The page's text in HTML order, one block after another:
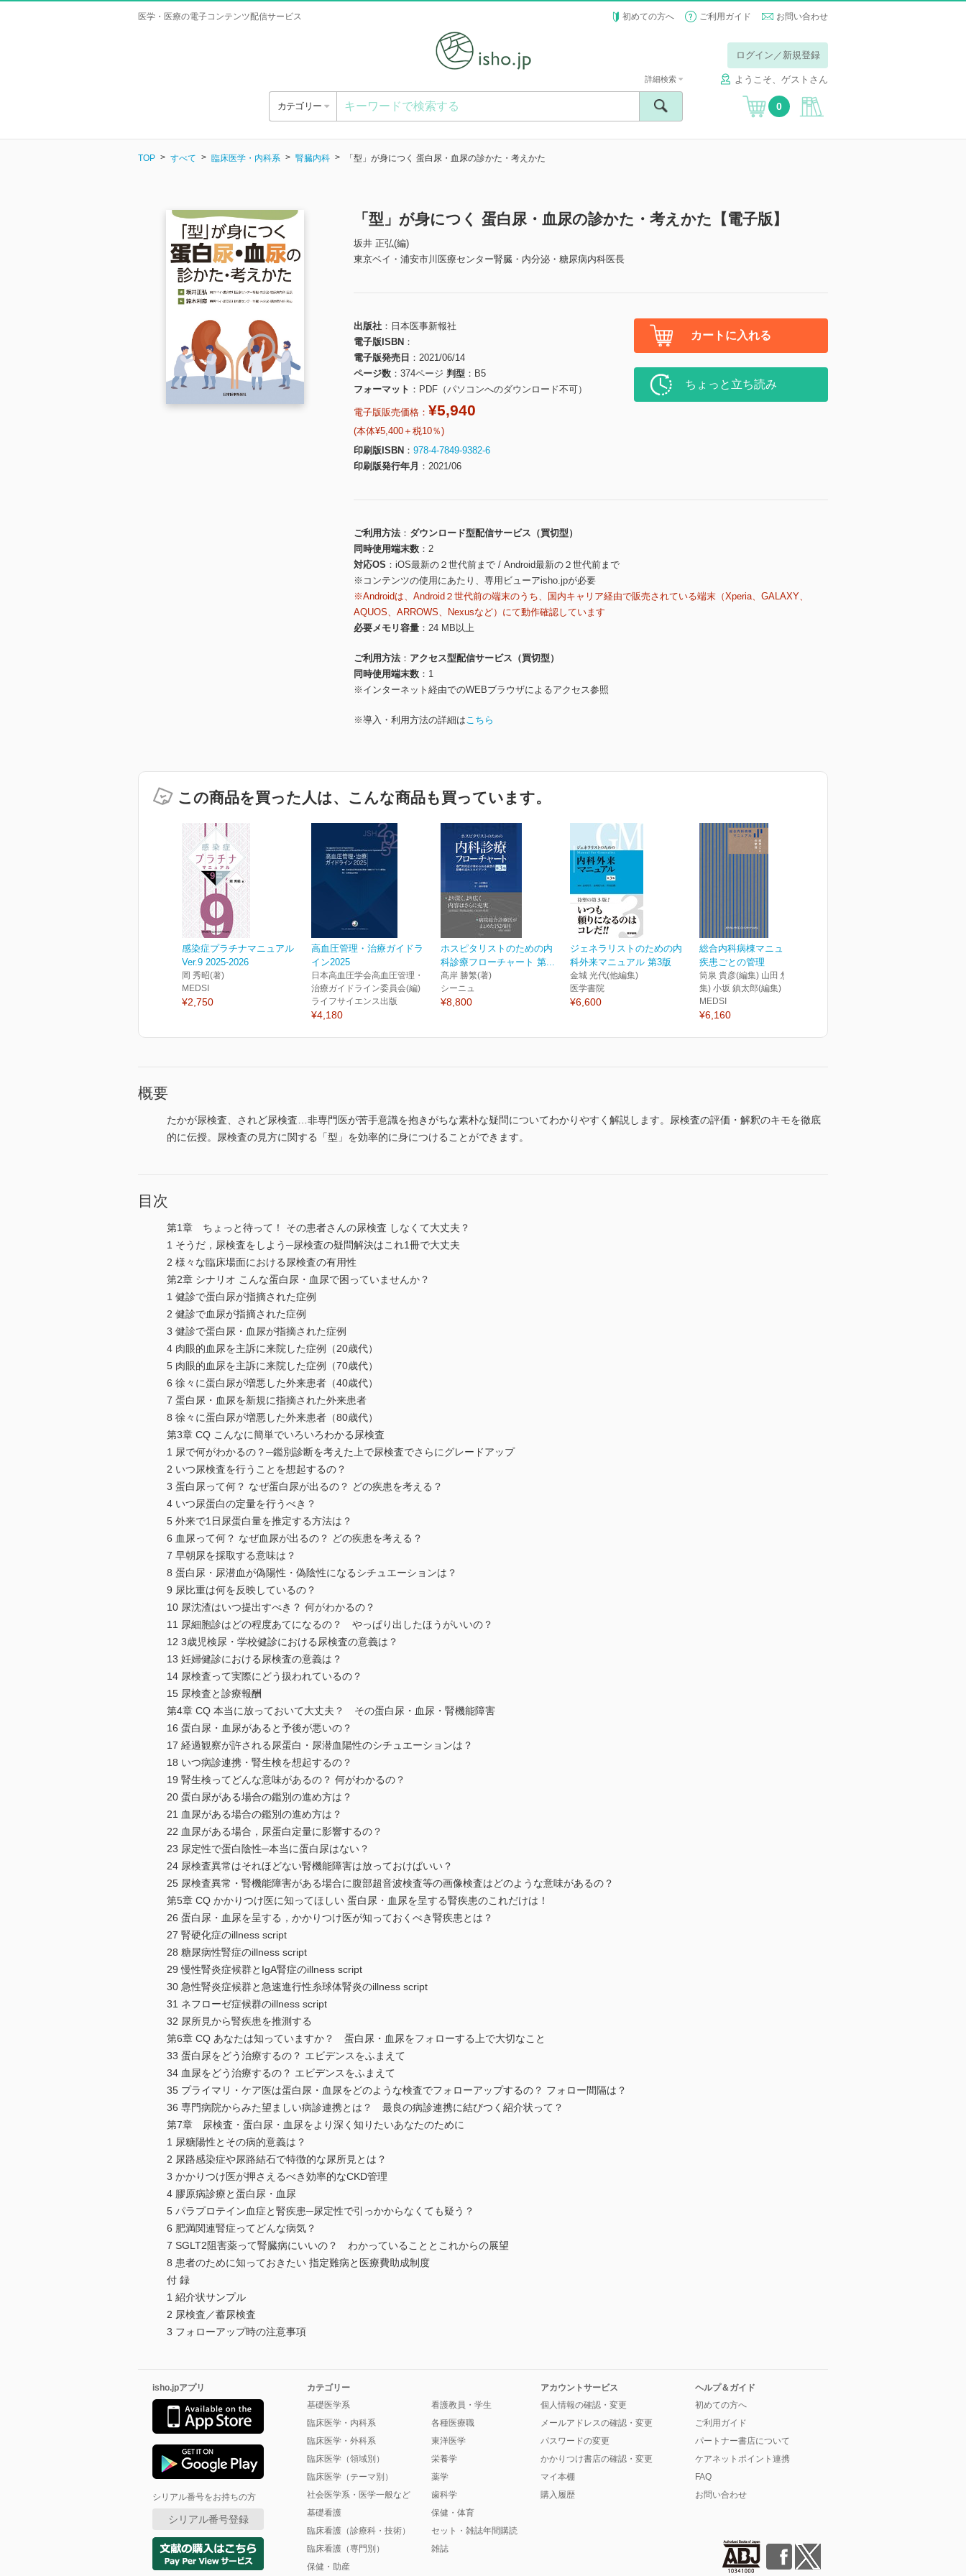
医学・医療の電子コンテンツ配信サービス 初めての方へ ご利用ガイド お問い合わせ
ログイン／新規登録
ようこそ、ゲストさん
カテゴリー
詳細検索
0
TOP すべて 臨床医学・内科系 腎臓内科 「型」が身につく 蛋白尿・血尿の診かた・考えかた
「型」が身につく 蛋白尿・血尿の診かた・考えかた【電子版】
坂井 正弘(編)
東京ベイ・浦安市川医療センター腎臓・内分泌・糖尿病内科医長
出版社
日本医事新報社
電子版ISBN
電子版発売日
2021/06/14
ページ数
374ページ 判型
B5
フォーマット
PDF（パソコンへのダウンロード不可）
電子版販売価格： ¥5,940
(本体¥5,400＋税10％)
印刷版ISBN
978-4-7849-9382-6
印刷版発行年月
2021/06
カートに入れる
ちょっと立ち読み
ご利用方法
ダウンロード型配信サービス（買切型）
同時使用端末数
2
対応OS
iOS最新の２世代前まで / Android最新の２世代前まで
※コンテンツの使用にあたり、専用ビューアisho.jpが必要
※Androidは、Android２世代前の端末のうち、国内キャリア経由で販売されている端末（Xperia、GALAXY、
AQUOS、ARROWS、Nexusなど）にて動作確認しています
必要メモリ容量
24 MB以上
ご利用方法
アクセス型配信サービス（買切型）
同時使用端末数
1
※インターネット経由でのWEBブラウザによるアクセス参照
※導入・利用方法の詳細はこちら
この商品を買った人は、こんな商品も買っています。
感染症プラチナマニュアル
Ver.9 2025-2026
岡 秀昭(著)
MEDSI
¥2,750
高血圧管理・治療ガイドラ
イン2025
日本高血圧学会高血圧管理・
治療ガイドライン委員会(編)
ライフサイエンス出版
¥4,180
ホスピタリストのための内
科診療フローチャート 第...
髙岸 勝繁(著)
シーニュ
¥8,800
ジェネラリストのための内
科外来マニュアル 第3版
金城 光代(他編集)
医学書院
¥6,600
総合内科病棟マニュアル
疾患ごとの管理
筒泉 貴彦(編集) 山田 悠史(編
集) 小坂 鎮太郎(編集)
MEDSI
¥6,160
概要
たかが尿検査、されど尿検査…非専門医が苦手意識を抱きがちな素朴な疑問についてわかりやすく解説します。尿検査の評価・解釈のキモを徹底
的に伝授。尿検査の見方に関する「型」を効率的に身につけることができます。
目次
第1章 ちょっと待って！ その患者さんの尿検査 しなくて大丈夫？
1 そうだ，尿検査をしよう─尿検査の疑問解決はこれ1冊で大丈夫
2 様々な臨床場面における尿検査の有用性
第2章 シナリオ こんな蛋白尿・血尿で困っていませんか？
1 健診で蛋白尿が指摘された症例
2 健診で血尿が指摘された症例
3 健診で蛋白尿・血尿が指摘された症例
4 肉眼的血尿を主訴に来院した症例（20歳代）
5 肉眼的血尿を主訴に来院した症例（70歳代）
6 徐々に蛋白尿が増悪した外来患者（40歳代）
7 蛋白尿・血尿を新規に指摘された外来患者
8 徐々に蛋白尿が増悪した外来患者（80歳代）
第3章 CQ こんなに簡単でいろいろわかる尿検査
1 尿で何がわかるの？─鑑別診断を考えた上で尿検査でさらにグレードアップ
2 いつ尿検査を行うことを想起するの？
3 蛋白尿って何？ なぜ蛋白尿が出るの？ どの疾患を考える？
4 いつ尿蛋白の定量を行うべき？
5 外来で1日尿蛋白量を推定する方法は？
6 血尿って何？ なぜ血尿が出るの？ どの疾患を考える？
7 早朝尿を採取する意味は？
8 蛋白尿・尿潜血が偽陽性・偽陰性になるシチュエーションは？
9 尿比重は何を反映しているの？
10 尿沈渣はいつ提出すべき？ 何がわかるの？
11 尿細胞診はどの程度あてになるの？ やっぱり出したほうがいいの？
12 3歳児検尿・学校健診における尿検査の意義は？
13 妊婦健診における尿検査の意義は？
14 尿検査って実際にどう扱われているの？
15 尿検査と診療報酬
第4章 CQ 本当に放っておいて大丈夫？ その蛋白尿・血尿・腎機能障害
16 蛋白尿・血尿があると予後が悪いの？
17 経過観察が許される尿蛋白・尿潜血陽性のシチュエーションは？
18 いつ病診連携・腎生検を想起するの？
19 腎生検ってどんな意味があるの？ 何がわかるの？
20 蛋白尿がある場合の鑑別の進め方は？
21 血尿がある場合の鑑別の進め方は？
22 血尿がある場合，尿蛋白定量に影響するの？
23 尿定性で蛋白陰性─本当に蛋白尿はない？
24 尿検査異常はそれほどない腎機能障害は放っておけばいい？
25 尿検査異常・腎機能障害がある場合に腹部超音波検査等の画像検査はどのような意味があるの？
第5章 CQ かかりつけ医に知ってほしい 蛋白尿・血尿を呈する腎疾患のこれだけは！
26 蛋白尿・血尿を呈する，かかりつけ医が知っておくべき腎疾患とは？
27 腎硬化症のillness script
28 糖尿病性腎症のillness script
29 慢性腎炎症候群とIgA腎症のillness script
30 急性腎炎症候群と急速進行性糸球体腎炎のillness script
31 ネフローゼ症候群のillness script
32 尿所見から腎疾患を推測する
第6章 CQ あなたは知っていますか？ 蛋白尿・血尿をフォローする上で大切なこと
33 蛋白尿をどう治療するの？ エビデンスをふまえて
34 血尿をどう治療するの？ エビデンスをふまえて
35 プライマリ・ケア医は蛋白尿・血尿をどのような検査でフォローアップするの？ フォロー間隔は？
36 専門病院からみた望ましい病診連携とは？ 最良の病診連携に結びつく紹介状って？
第7章 尿検査・蛋白尿・血尿をより深く知りたいあなたのために
1 尿糖陽性とその病的意義は？
2 尿路感染症や尿路結石で特徴的な尿所見とは？
3 かかりつけ医が押さえるべき効率的なCKD管理
4 膠原病診療と蛋白尿・血尿
5 パラプロテイン血症と腎疾患─尿定性で引っかからなくても疑う？
6 肥満関連腎症ってどんな病気？
7 SGLT2阻害薬って腎臓病にいいの？ わかっていることとこれからの展望
8 患者のために知っておきたい 指定難病と医療費助成制度
付 録
1 紹介状サンプル
2 尿検査／蓄尿検査
3 フォローアップ時の注意事項
isho.jpアプリ
シリアル番号をお持ちの方
シリアル番号登録
カテゴリー
基礎医学系
臨床医学・内科系
臨床医学・外科系
臨床医学（領域別）
臨床医学（テーマ別）
社会医学系・医学一般など
基礎看護
臨床看護（診療科・技術）
臨床看護（専門別）
保健・助産
看護教員・学生
各種医療職
東洋医学
栄養学
薬学
歯科学
保健・体育
セット・雑誌年間購読
雑誌
アカウントサービス
個人情報の確認・変更
メールアドレスの確認・変更
パスワードの変更
かかりつけ書店の確認・変更
マイ本棚
購入履歴
ヘルプ＆ガイド
初めての方へ
ご利用ガイド
パートナー書店について
ケアネットポイント連携
FAQ
お問い合わせ